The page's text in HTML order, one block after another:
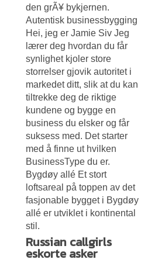
den grÃ¥ bykjernen.
Autentisk businessbygging
Hei, jeg er Jamie Siv Jeg
lærer deg hvordan du får
synlighet kjoler store
storrelser gjovik autoritet i
markedet ditt, slik at du kan
tiltrekke deg de riktige
kundene og bygge en
business du elsker og får
suksess med. Det starter
med å finne ut hvilken
BusinessType du er.
Bygdøy allé Et stort
loftsareal på toppen av det
fasjonable bygget i Bygdøy
allé er utviklet i kontinental
stil.
Russian callgirls
eskorte asker